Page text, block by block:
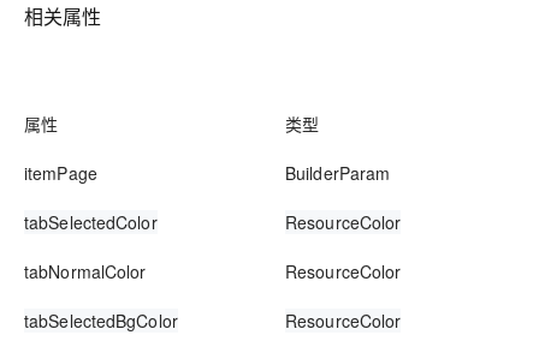
相关属性
属性 类型
itemPage BuilderParam
tabSelectedColor ResourceColor
tabNormalColor ResourceColor
tabSelectedBgColor ResourceColor